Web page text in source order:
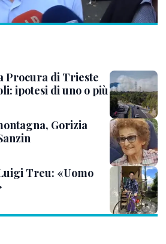
Procura di Trieste
ipotesi di uno o più
Gorizia
Treu: «Uomo